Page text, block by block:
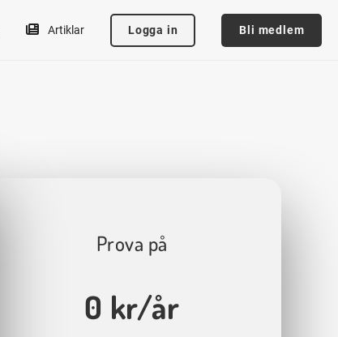
Artiklar Logga in Bli medlem
Prova på
0 kr/år